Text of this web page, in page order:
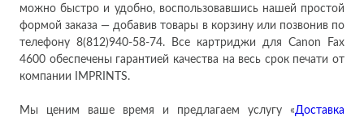
можно быстро и удобно, воспользовавшись нашей простой
формой заказа — добавив товары в корзину или позвонив по
телефону 8(812)940-58-74. Все картриджи для Canon Fax
4600 обеспечены гарантией качества на весь срок печати от
компании IMPRINTS.
Мы ценим ваше время и предлагаем услугу «Доставка